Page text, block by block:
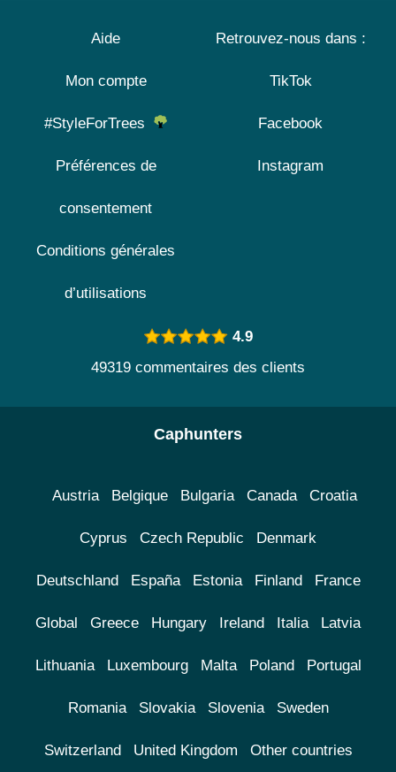
Aide
Mon compte
#StyleForTrees
Préférences de
consentement
Conditions générales
d’utilisations
Retrouvez-nous dans :
TikTok
Facebook
Instagram
4.9
49319 commentaires des clients
Caphunters
Austria Belgique Bulgaria Canada Croatia
Cyprus Czech Republic Denmark
Deutschland España Estonia Finland France
Global Greece Hungary Ireland Italia Latvia
Lithuania Luxembourg Malta Poland Portugal
Romania Slovakia Slovenia Sweden
Switzerland United Kingdom Other countries